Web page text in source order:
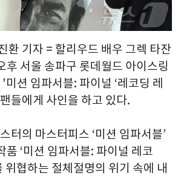
환 기자 = 할리우드 배우 그렉 타잔
후 서울 송파구 롯데월드 아이스링
션 임파서블: 파이널 ‘레코딩 레
들에게 사인을 하고 있다.
터의 마스터피스 ‘미션 임파서블’
품 ‘미션 임파서블: 파이널 레코
위협하는 절체절명의 위기 속에 내